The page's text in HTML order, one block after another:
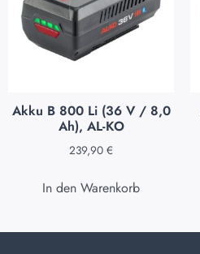
Akku B 800 Li (36 V / 8,0
Ah), AL-KO
239,90 €
In den Warenkorb